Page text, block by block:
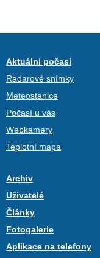
Aktuální počasí
Radarové snímky
Meteostanice
Počasí u vás
Webkamery
Teplotní mapa
Archiv
Uživatelé
Články
Fotogalerie
Aplikace na telefony